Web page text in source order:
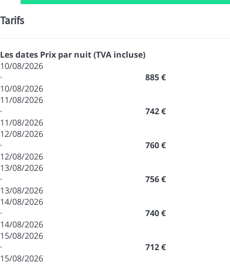
Tarifs
Les dates Prix par nuit (TVA incluse)
10/08/2026
·
10/08/2026
885 €
11/08/2026
·
11/08/2026
742 €
12/08/2026
·
12/08/2026
760 €
13/08/2026
·
13/08/2026
756 €
14/08/2026
·
14/08/2026
740 €
15/08/2026
·
15/08/2026
712 €